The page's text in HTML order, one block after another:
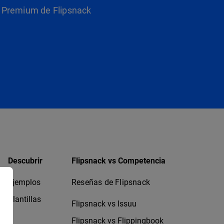
de Flipsnack
Descubrir
Ejemplos
Plantillas
Flipsnack vs Competencia
Reseñas de Flipsnack
Flipsnack vs Issuu
Flipsnack vs Flippingbook